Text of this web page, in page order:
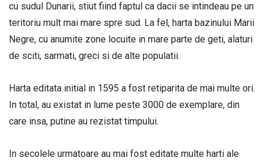
cu sudul Dunarii, stiut fiind faptul ca dacii se intindeau pe un
teritoriu mult mai mare spre sud. La fel, harta bazinului Marii
Negre, cu anumite zone locuite in mare parte de geti, alaturi
de sciti, sarmati, greci si de alte populatii.
Harta editata initial in 1595 a fost retiparita de mai multe ori.
In total, au existat in lume peste 3000 de exemplare, din
care insa, putine au rezistat timpului.
In secolele urmatoare au mai fost editate multe harti ale